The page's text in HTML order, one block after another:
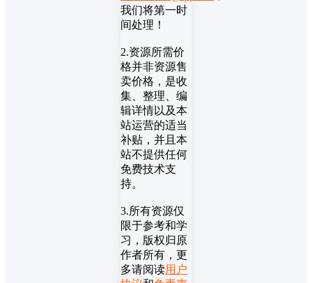
我们将第一时
间处理！
2.资源所需价
格并非资源售
卖价格，是收
集、整理、编
辑详情以及本
站运营的适当
补贴，并且本
站不提供任何
免费技术支
持。
3.所有资源仅
限于参考和学
习，版权归原
作者所有，更
多请阅读用户